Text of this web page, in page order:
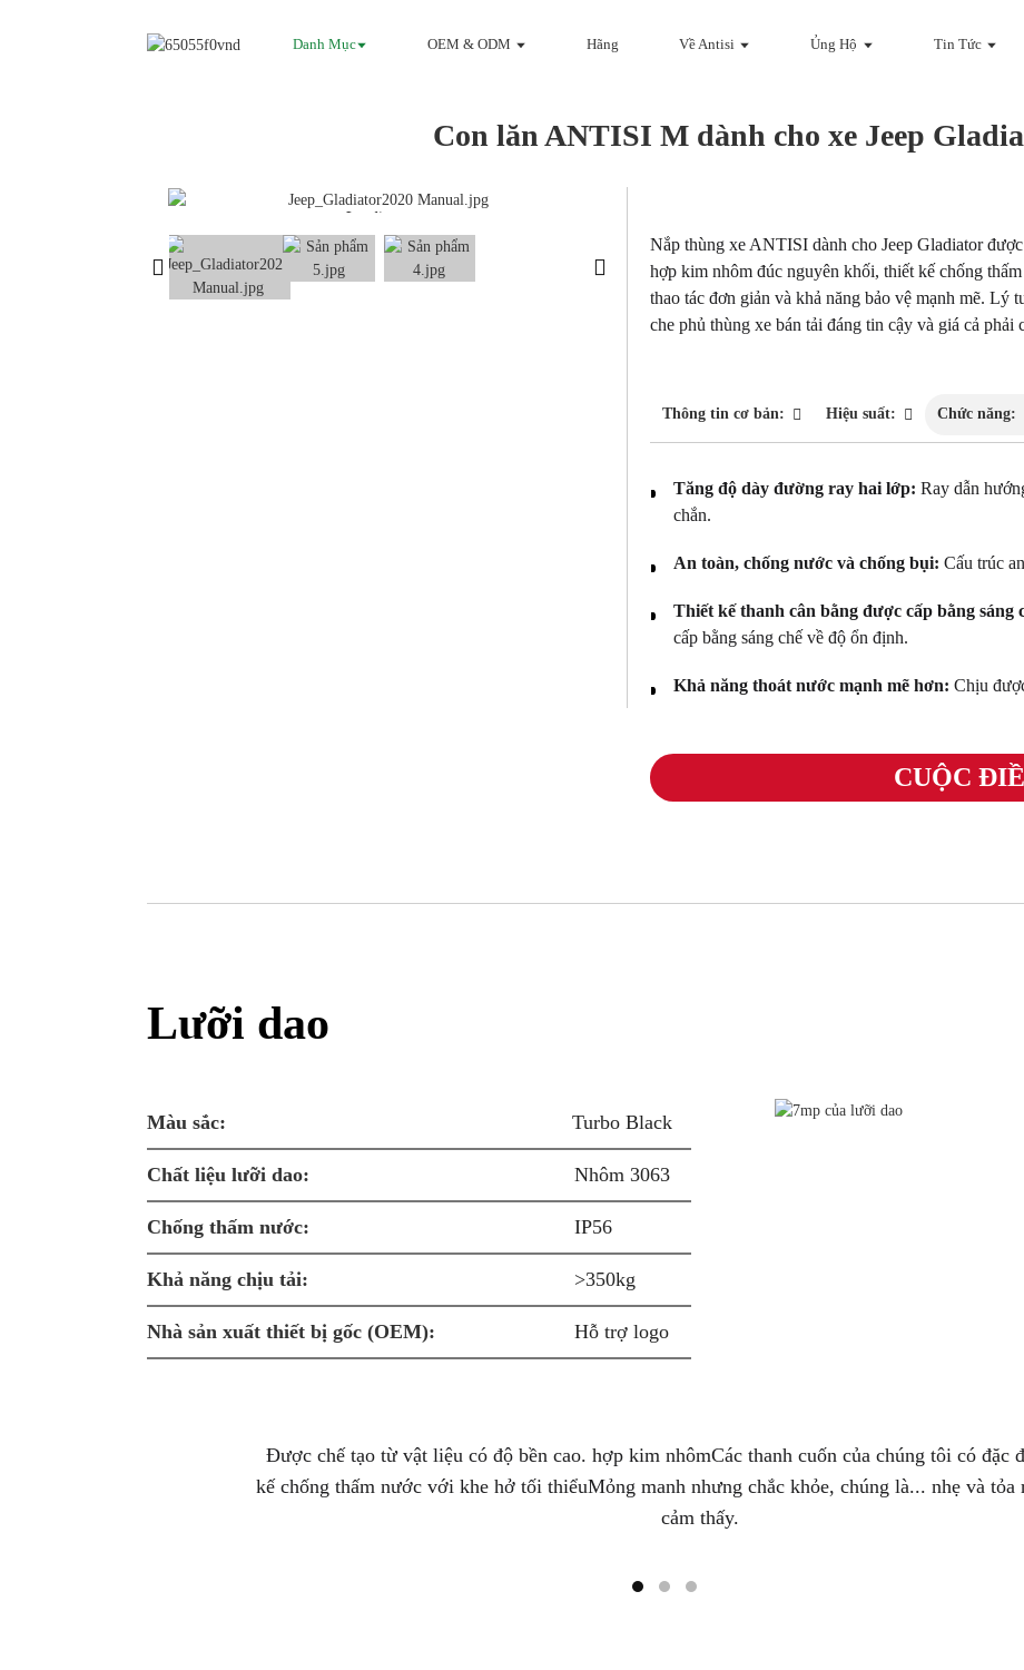
Danh Mục OEM & ODM Hãng Về Antisi Ủng Hộ Tin Tức
Con lăn ANTISI M dành cho xe Jeep
Loading...
Loading...
Nắp thùng xe ANTISI dành cho Jeep Gladiator
hợp kim nhôm đúc nguyên khối, thiết kế chống
thao tác đơn giản và khả năng bảo vệ mạnh mẽ. Lý
che phủ thùng xe bán tải đáng tin cậy và giá cả phải
Thông tin cơ bản: Hiệu suất: Chức năng:
Tăng độ dày đường ray hai lớp: Ray dẫn
chắn.
An toàn, chống nước và chống bụi: Cấu trúc
Thiết kế thanh cân bằng được cấp bằng sáng
cấp bằng sáng chế về độ ổn định.
Khả năng thoát nước mạnh mẽ hơn: Chịu
CUỘC
Lưỡi dao
Màu sắc: Turbo Black
Chất liệu lưỡi dao: Nhôm 3063
Chống thấm nước: IP56
Khả năng chịu tải: >350kg
Nhà sản xuất thiết bị gốc (OEM): Hỗ trợ logo
Được chế tạo từ vật liệu có độ bền cao.hợp kim nhômCác thanh cuốn của chúng tôi có đặc
kế chống thấm nước với khe hở tối thiểuMỏng manh nhưng chắc khỏe, chúng là... nhẹvà tỏa
cảm thấy.